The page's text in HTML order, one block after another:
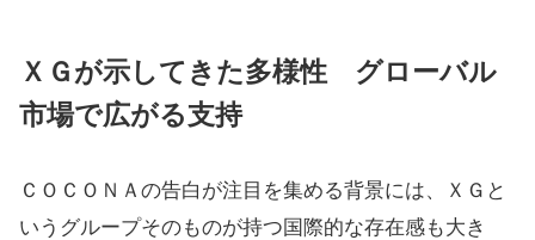
ＸＧが示してきた多様性 グローバル
市場で広がる支持
ＣＯＣＯＮＡの告白が注目を集める背景には、ＸＧと
いうグループそのものが持つ国際的な存在感も大き